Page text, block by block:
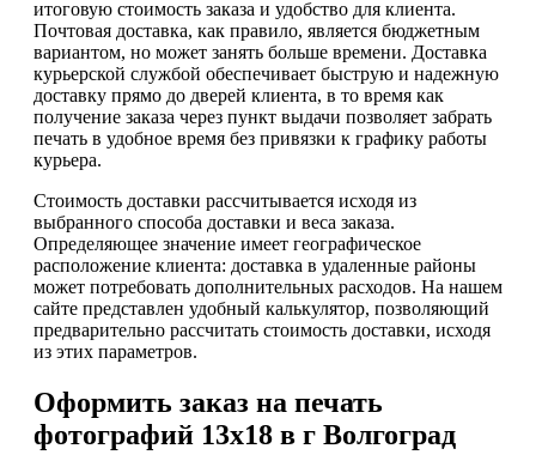
итоговую стоимость заказа и удобство для клиента.
Почтовая доставка, как правило, является бюджетным
вариантом, но может занять больше времени. Доставка
курьерской службой обеспечивает быструю и надежную
доставку прямо до дверей клиента, в то время как
получение заказа через пункт выдачи позволяет забрать
печать в удобное время без привязки к графику работы
курьера.
Стоимость доставки рассчитывается исходя из
выбранного способа доставки и веса заказа.
Определяющее значение имеет географическое
расположение клиента: доставка в удаленные районы
может потребовать дополнительных расходов. На нашем
сайте представлен удобный калькулятор, позволяющий
предварительно рассчитать стоимость доставки, исходя
из этих параметров.
Оформить заказ на печать
фотографий 13х18 в г Волгоград